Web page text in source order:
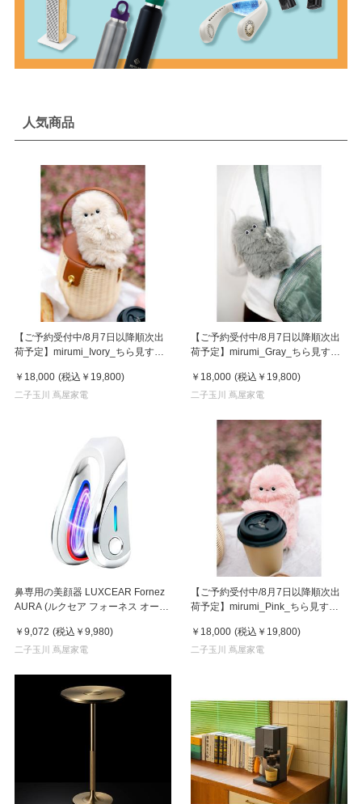
人気商品
【ご予約受付中/8月7日以降順次出
荷予定】mirumi_Ivory_ちら見する
リー
￥18,000 (税込 ￥19,800)
二子玉川 蔦屋家電
【ご予約受付中/8月7日以降順次出
荷予定】mirumi_Gray_ちら見する
￥18,000 (税込 ￥19,800)
二子玉川 蔦屋家電
鼻専用の美顔器 LUXCEAR Fornez
AURA (ルクセア フォーネス オー
￥9,072 (税込 ￥9,980)
二子玉川 蔦屋家電
【ご予約受付中/8月7日以降順次出
荷予定】mirumi_Pink_ちら見する
￥18,000 (税込 ￥19,800)
二子玉川 蔦屋家電